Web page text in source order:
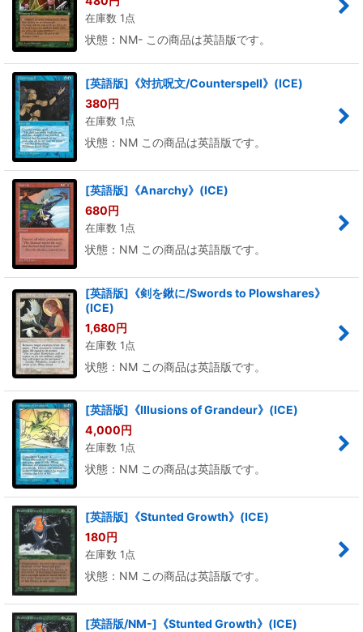
在庫数 1点
状態：NM- この商品は英語版です。
[英語版]《対抗呪文/Counterspell》(ICE)
380円
在庫数 1点
状態：NM この商品は英語版です。
[英語版]《Anarchy》(ICE)
680円
在庫数 1点
状態：NM この商品は英語版です。
[英語版]《剣を鍬に/Swords to Plowshares》
(ICE)
1,680円
在庫数 1点
状態：NM この商品は英語版です。
[英語版]《Illusions of Grandeur》(ICE)
4,000円
在庫数 1点
状態：NM この商品は英語版です。
[英語版]《Stunted Growth》(ICE)
180円
在庫数 1点
状態：NM この商品は英語版です。
[英語版/NM-]《Stunted Growth》(ICE)